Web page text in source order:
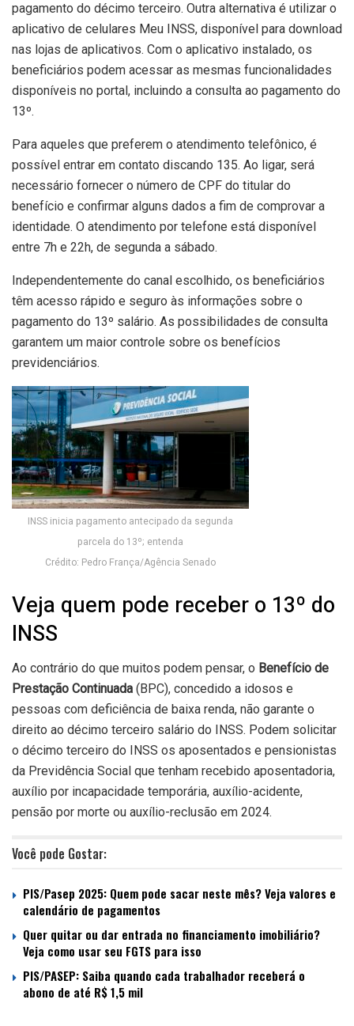
pagamento do décimo terceiro. Outra alternativa é utilizar o
aplicativo de celulares Meu INSS, disponível para download
nas lojas de aplicativos. Com o aplicativo instalado, os
beneficiários podem acessar as mesmas funcionalidades
disponíveis no portal, incluindo a consulta ao pagamento do
13º.
Para aqueles que preferem o atendimento telefônico, é
possível entrar em contato discando 135. Ao ligar, será
necessário fornecer o número de CPF do titular do
benefício e confirmar alguns dados a fim de comprovar a
identidade. O atendimento por telefone está disponível
entre 7h e 22h, de segunda a sábado.
Independentemente do canal escolhido, os beneficiários
têm acesso rápido e seguro às informações sobre o
pagamento do 13º salário. As possibilidades de consulta
garantem um maior controle sobre os benefícios
previdenciários.
INSS inicia pagamento antecipado da segunda
parcela do 13º; entenda
Crédito: Pedro França/Agência Senado
Veja quem pode receber o 13º do
INSS
Ao contrário do que muitos podem pensar, o Benefício de
Prestação Continuada (BPC), concedido a idosos e
pessoas com deficiência de baixa renda, não garante o
direito ao décimo terceiro salário do INSS. Podem solicitar
o décimo terceiro do INSS os aposentados e pensionistas
da Previdência Social que tenham recebido aposentadoria,
auxílio por incapacidade temporária, auxílio-acidente,
pensão por morte ou auxílio-reclusão em 2024.
Você pode Gostar:
PIS/Pasep 2025: Quem pode sacar neste mês? Veja valores e
calendário de pagamentos
Quer quitar ou dar entrada no financiamento imobiliário?
Veja como usar seu FGTS para isso
PIS/PASEP: Saiba quando cada trabalhador receberá o
abono de até R$ 1,5 mil